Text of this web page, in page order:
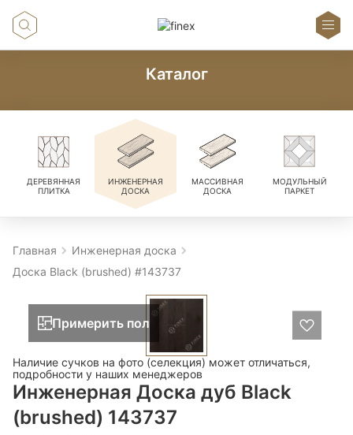
Каталог
ДЕРЕВЯННАЯ
ПЛИТКА
ИНЖЕНЕРНАЯ
ДОСКА
МАССИВНАЯ
ДОСКА
МОДУЛЬНЫЙ
ПАРКЕТ
Главная
Инженерная доска
Доска Black (brushed) #143737
Примерить пол
Наличие сучков на фото (селекция) может отличаться,
подробности у наших менеджеров
Инженерная Доска дуб Black
(brushed) 143737